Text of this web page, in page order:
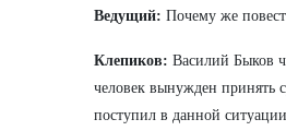
Ведущий: Почему же
Клепиков: Василий Быков
человек вынужден принять
поступил в данной